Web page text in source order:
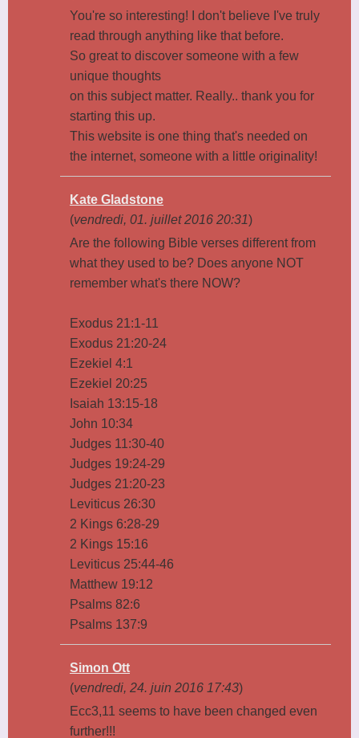
You're so interesting! I don't believe I've truly
read through anything like that before.
So great to discover someone with a few
unique thoughts
on this subject matter. Really.. thank you for
starting this up.
This website is one thing that's needed on
the internet, someone with a little originality!
Kate Gladstone
(vendredi, 01. juillet 2016 20:31)
Are the following Bible verses different from
what they used to be? Does anyone NOT
remember what's there NOW?
Exodus 21:1-11
Exodus 21:20-24
Ezekiel 4:1
Ezekiel 20:25
Isaiah 13:15-18
John 10:34
Judges 11:30-40
Judges 19:24-29
Judges 21:20-23
Leviticus 26:30
2 Kings 6:28-29
2 Kings 15:16
Leviticus 25:44-46
Matthew 19:12
Psalms 82:6
Psalms 137:9
Simon Ott
(vendredi, 24. juin 2016 17:43)
Ecc3,11 seems to have been changed even
further!!!